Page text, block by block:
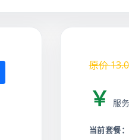
原价13.0
￥ 服
当前套餐：